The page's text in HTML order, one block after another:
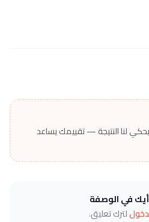
لنا النتيجة — تقييمك يساعد
في الوصفة
لترك تعليق.